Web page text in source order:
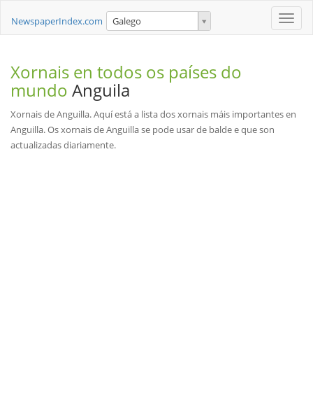
Toggle
NewspaperIndex.com Galego
Xornais en todos os países do
mundo Anguila
Xornais de Anguilla. Aquí está a lista dos xornais máis importantes en
Anguilla. Os xornais de Anguilla se pode usar de balde e que son
actualizadas diariamente.